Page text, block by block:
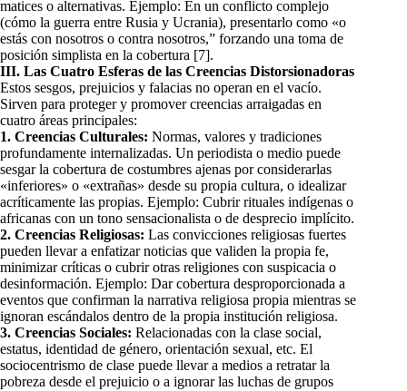
matices o alternativas. Ejemplo: En un conflicto complejo
(cómo la guerra entre Rusia y Ucrania), presentarlo como «o
estás con nosotros o contra nosotros,” forzando una toma de
posición simplista en la cobertura [7].
III. Las Cuatro Esferas de las Creencias Distorsionadoras
Estos sesgos, prejuicios y falacias no operan en el vacío.
Sirven para proteger y promover creencias arraigadas en
cuatro áreas principales:
1. Creencias Culturales: Normas, valores y tradiciones
profundamente internalizadas. Un periodista o medio puede
sesgar la cobertura de costumbres ajenas por considerarlas
«inferiores» o «extrañas» desde su propia cultura, o idealizar
acríticamente las propias. Ejemplo: Cubrir rituales indígenas o
africanas con un tono sensacionalista o de desprecio implícito.
2. Creencias Religiosas: Las convicciones religiosas fuertes
pueden llevar a enfatizar noticias que validen la propia fe,
minimizar críticas o cubrir otras religiones con suspicacia o
desinformación. Ejemplo: Dar cobertura desproporcionada a
eventos que confirman la narrativa religiosa propia mientras se
ignoran escándalos dentro de la propia institución religiosa.
3. Creencias Sociales: Relacionadas con la clase social,
estatus, identidad de género, orientación sexual, etc. El
sociocentrismo de clase puede llevar a medios a retratar la
pobreza desde el prejuicio o a ignorar las luchas de grupos